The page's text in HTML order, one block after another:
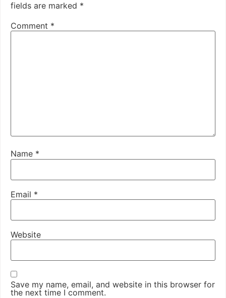
fields are marked *
Comment *
Name *
Email *
Website
Save my name, email, and website in this browser for
the next time I comment.